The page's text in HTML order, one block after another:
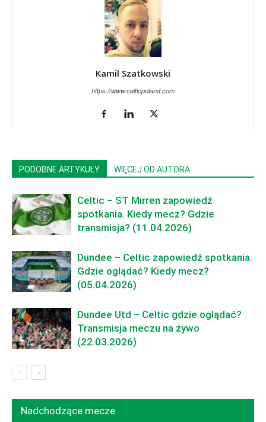
Kamil Szatkowski
https://www.celticpoland.com
PODOBNE ARTYKUŁY WIĘCEJ OD AUTORA
Celtic – ST Mirren zapowiedź
spotkania. Kiedy mecz? Gdzie
transmisja? (11.04.2026)
Dundee – Celtic zapowiedź spotkania.
Gdzie oglądać? Kiedy mecz?
(05.04.2026)
Dundee Utd – Celtic gdzie oglądać?
Transmisja meczu na żywo
(22.03.2026)
Nadchodzące mecze